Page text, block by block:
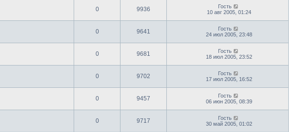
0 9936
Гость
10 авг 2005, 01:24
0 9641
Гость
24 июл 2005, 23:48
0 9681
Гость
18 июл 2005, 23:52
0 9702
Гость
17 июл 2005, 16:52
0 9457
Гость
06 июн 2005, 08:39
0 9717
Гость
30 май 2005, 01:02